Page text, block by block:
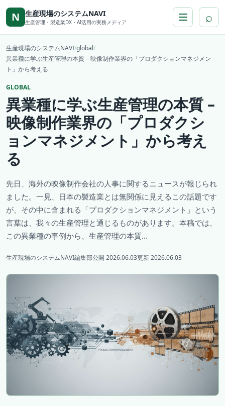
本文へ移動
N 生産現場のシステムNAVI
生産管理・製造業DX・AI活用の実務メディア ⌕
生産現場のシステムNAVI/global/
異業種に学ぶ生産管理の本質 – 映像制作業界の「プロダクションマネジメン
ト」から考える
GLOBAL
異業種に学ぶ生産管理の本質 –
映像制作業界の「プロダクシ
ョンマネジメント」から考え
る
先日、海外の映像制作会社の人事に関するニュースが報じられ
ました。一見、日本の製造業とは無関係に見えるこの話題です
が、その中に含まれる「プロダクションマネジメント」という
言葉は、我々の生産管理と通じるものがあります。本稿では、
この異業種の事例から、生産管理の本質...
生産現場のシステムNAVI編集部公開 2026.06.03更新 2026.06.03